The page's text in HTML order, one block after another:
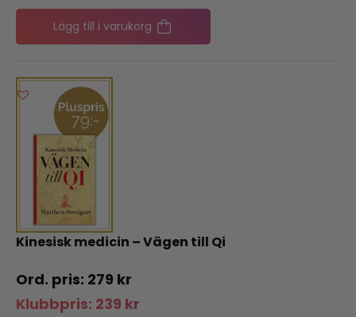
Lägg till i varukorg
Kinesisk medicin – Vägen till Qi
279 kr
Klubbpris: 239 kr